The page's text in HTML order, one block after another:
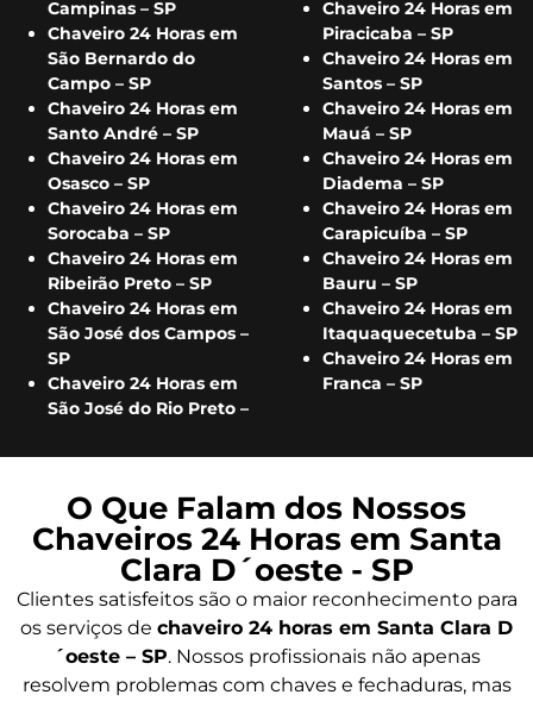
Campinas – SP
Chaveiro 24 Horas em
São Bernardo do
Campo – SP
Chaveiro 24 Horas em
Santo André – SP
Chaveiro 24 Horas em
Osasco – SP
Chaveiro 24 Horas em
Sorocaba – SP
Chaveiro 24 Horas em
Ribeirão Preto – SP
Chaveiro 24 Horas em
São José dos Campos –
SP
Chaveiro 24 Horas em
São José do Rio Preto –
Chaveiro 24 Horas em
Piracicaba – SP
Chaveiro 24 Horas em
Santos – SP
Chaveiro 24 Horas em
Mauá – SP
Chaveiro 24 Horas em
Diadema – SP
Chaveiro 24 Horas em
Carapicuíba – SP
Chaveiro 24 Horas em
Bauru – SP
Chaveiro 24 Horas em
Itaquaquecetuba – SP
Chaveiro 24 Horas em
Franca – SP
O Que Falam dos Nossos
Chaveiros 24 Horas em Santa
Clara D´oeste - SP
Clientes satisfeitos são o maior reconhecimento para
os serviços de chaveiro 24 horas em Santa Clara D
´oeste – SP. Nossos profissionais não apenas
resolvem problemas com chaves e fechaduras, mas